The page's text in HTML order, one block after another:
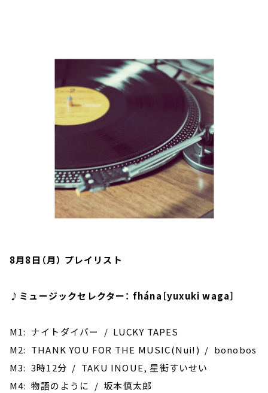
お知らせ
イベント・グッズ
YouTube
会社情報
8月8日（月） プレイリスト
♪ミュージックセレクター： fhána［yuxuki waga］
M1: ナイトダイバー / LUCKY TAPES
M2: THANK YOU FOR THE MUSIC(Nui!) / bonobos
M3: 3時12分 / TAKU INOUE, 星街すいせい
M4: 物語のように / 坂本慎太郎